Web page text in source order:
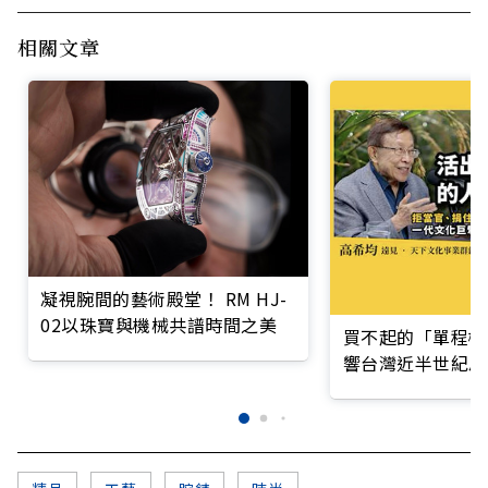
相關文章
凝視腕間的藝術殿堂！ RM HJ-
02以珠寶與機械共譜時間之美
買不起的「單程
響台灣近半世紀